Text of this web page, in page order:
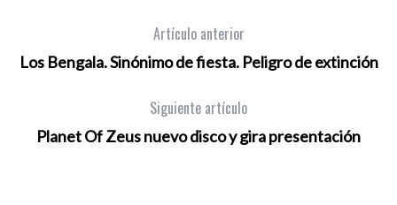
Artículo anterior
Los Bengala. Sinónimo de fiesta. Peligro de extinción
Siguiente artículo
Planet Of Zeus nuevo disco y gira presentación